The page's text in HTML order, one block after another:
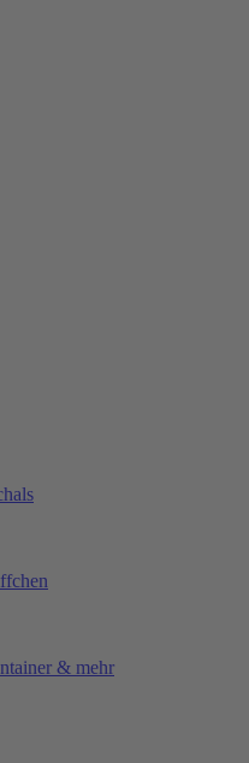
& mehr